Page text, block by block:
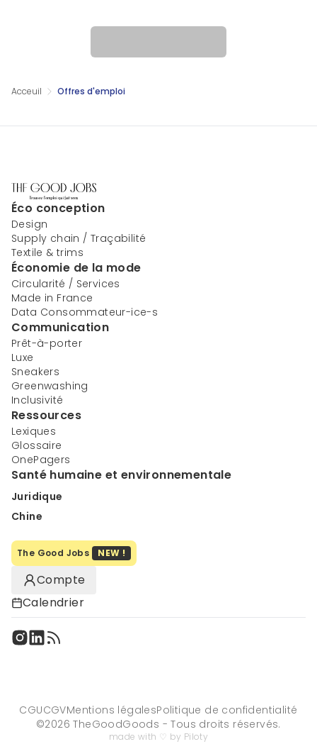
Acceuil Offres d'emploi
Éco conception
Design
Supply chain / Traçabilité
Textile & trims
Économie de la mode
Circularité / Services
Made in France
Data Consommateur-ice-s
Communication
Prêt-à-porter
Luxe
Sneakers
Greenwashing
Inclusivité
Ressources
Lexiques
Glossaire
OnePagers
Santé humaine et environnementale
Juridique
Chine
The Good Jobs NEW !
Compte
Calendrier
CGUCGVMentions légalesPolitique de confidentialité
©2026 TheGoodGoods - Tous droits réservés.
made with ♡ by Piloty